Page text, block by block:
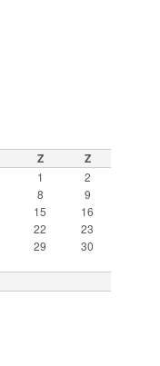
Z Z
1
2
8
9
15
16
22
23
29
30